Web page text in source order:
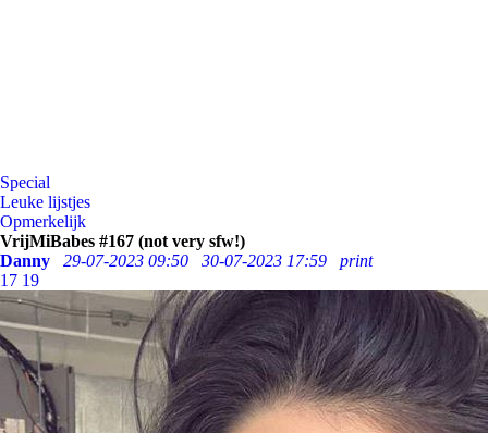
Special
Leuke lijstjes
Opmerkelijk
VrijMiBabes #167 (not very sfw!)
Danny
29-07-2023 09:50 30-07-2023 17:59
print
17 19